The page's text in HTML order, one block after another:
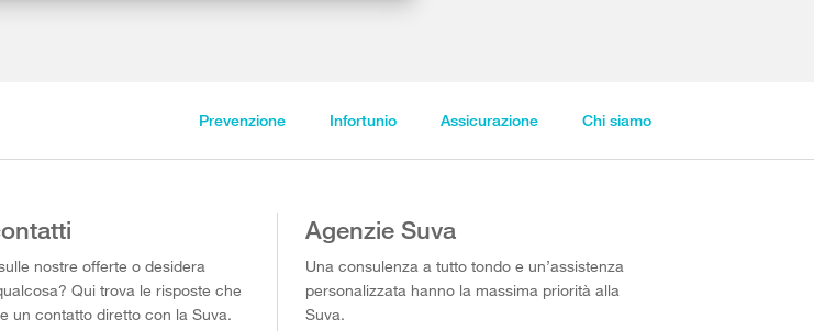
Prevenzione Infortunio Assicurazione Chi siamo
nostre offerte o desidera
Qui trova le risposte che
un contatto diretto con la Suva.
Agenzie Suva
Una consulenza a tutto tondo e un’assistenza
personalizzata hanno la massima priorità alla
Suva.